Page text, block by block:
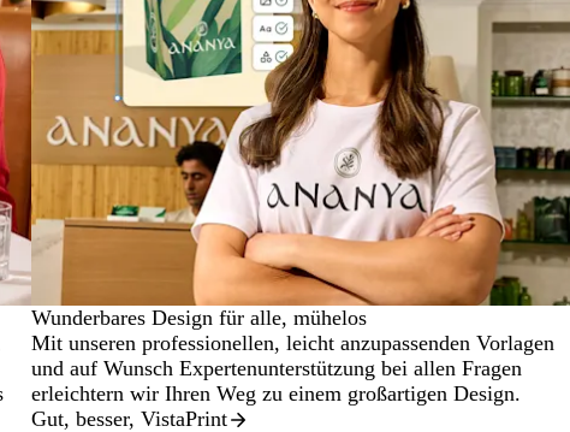
Wunderbares Design für alle, mühelos
Mit unseren professionellen, leicht anzupassenden Vorlagen
und auf Wunsch Expertenunterstützung bei allen Fragen
erleichtern wir Ihren Weg zu einem großartigen Design.
Gut, besser, VistaPrint